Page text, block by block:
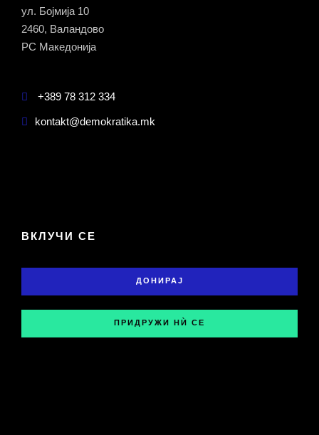
ул. Бојмија 10
2460, Валандово
РС Македонија
+389 78 312 334
kontakt@demokratika.mk
ВКЛУЧИ СЕ
ДОНИРАЈ
ПРИДРУЖИ НЍ СЕ